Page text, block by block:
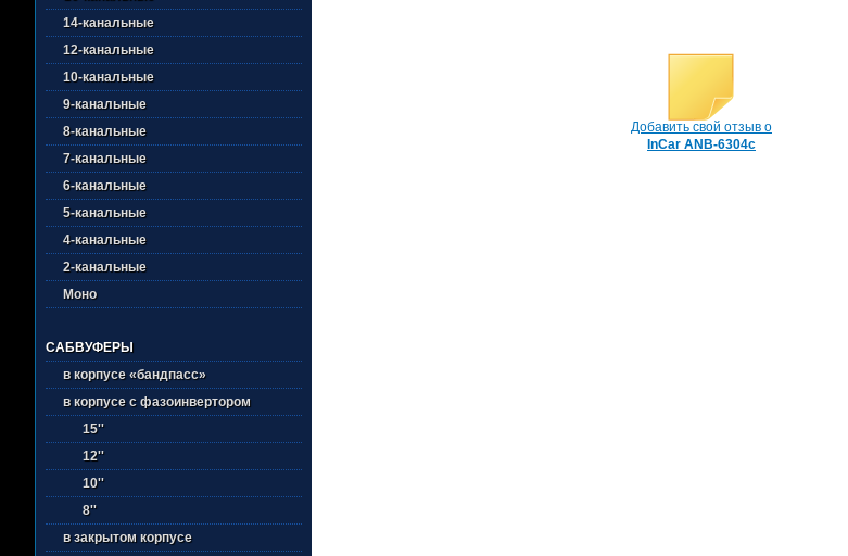
14-канальные
12-канальные
10-канальные
9-канальные
8-канальные
7-канальные
6-канальные
5-канальные
4-канальные
2-канальные
Моно
САБВУФЕРЫ
в корпусе «бандпасс»
в корпусе с фазоинвертором
15''
12''
10''
8''
в закрытом корпусе
Добавить свой отзыв о
InCar ANB-6304c